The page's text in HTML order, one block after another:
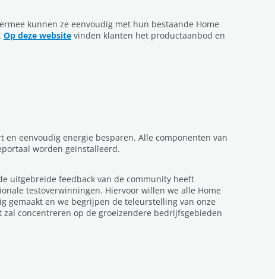
kunnen ze eenvoudig met hun bestaande Home
Op deze website vinden klanten het productaanbod en
eenvoudig energie besparen. Alle componenten van
worden geïnstalleerd.
uitgebreide feedback van de community heeft
testoverwinningen. Hiervoor willen we alle Home
gemaakt en we begrijpen de teleurstelling van onze
concentreren op de groeizendere bedrijfsgebieden